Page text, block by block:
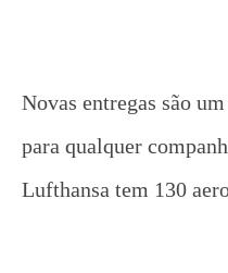
Novas entregas são
para qualquer
Lufthansa tem 130